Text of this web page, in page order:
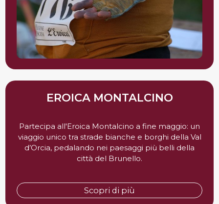
EROICA MONTALCINO
Partecipa all'Eroica Montalcino a fine maggio: un
viaggio unico tra strade bianche e borghi della Val
d’Orcia, pedalando nei paesaggi più belli della
città del Brunello.
Scopri di più